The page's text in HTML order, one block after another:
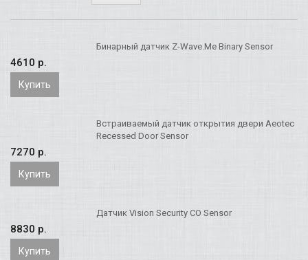
Бинарный датчик Z-Wave.Me Binary Sensor
4610 p.
Купить
Встраиваемый датчик открытия двери Aeotec
Recessed Door Sensor
7270 p.
Купить
Датчик Vision Security CO Sensor
8830 p.
Купить